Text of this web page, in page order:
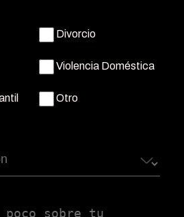
Divorcio
Violencia Doméstica
Otro